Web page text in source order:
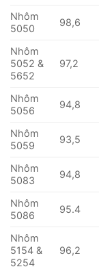
Nhôm
5050
98,6
Nhôm
5052 &
5652
97,2
Nhôm
5056
94,8
Nhôm
5059
93,5
Nhôm
5083
94,8
Nhôm
5086
95.4
Nhôm
5154 &
5254
96,2